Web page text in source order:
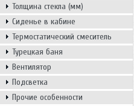
Толщина стекла (мм)
Сиденье в кабине
Термостатический смеситель
Турецкая баня
Вентилятор
Подсветка
Прочие особенности